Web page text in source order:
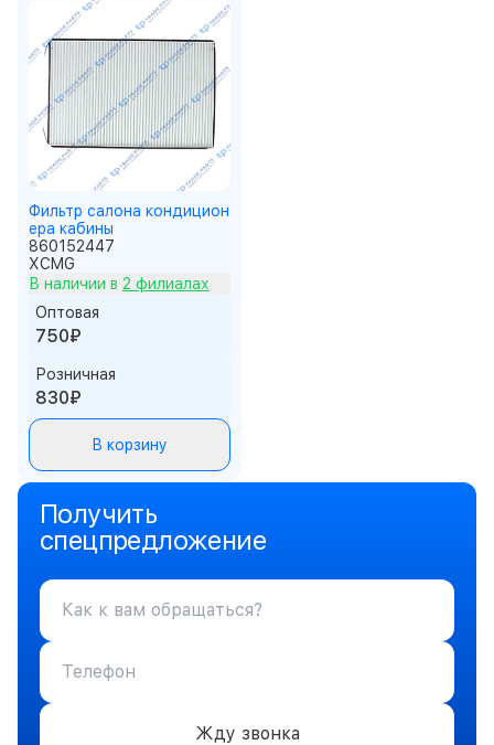
Фильтр салона кондицион
ера кабины
860152447
XCMG
В наличии в 2 филиалах
Оптовая
750₽
Розничная
830₽
В корзину
Получить
спецпредложение
Жду звонка